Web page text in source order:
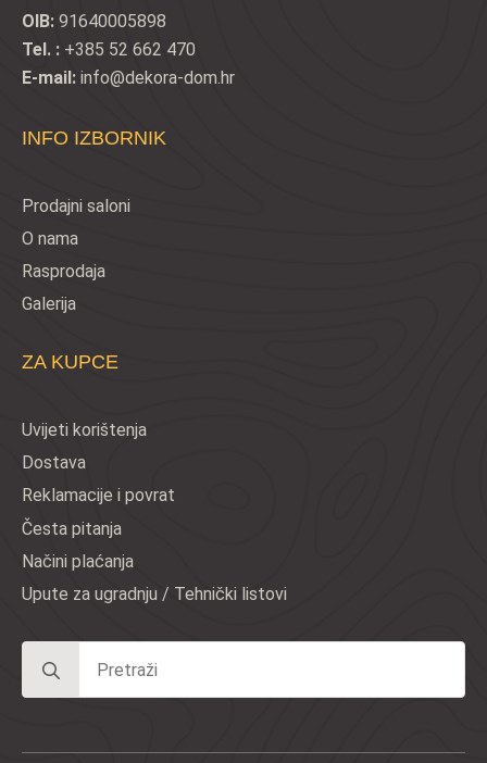
OIB: 91640005898
Tel. : +385 52 662 470
E-mail: info@dekora-dom.hr
INFO IZBORNIK
Prodajni saloni
O nama
Rasprodaja
Galerija
ZA KUPCE
Uvijeti korištenja
Dostava
Reklamacije i povrat
Česta pitanja
Načini plaćanja
Upute za ugradnju / Tehnički listovi
for: